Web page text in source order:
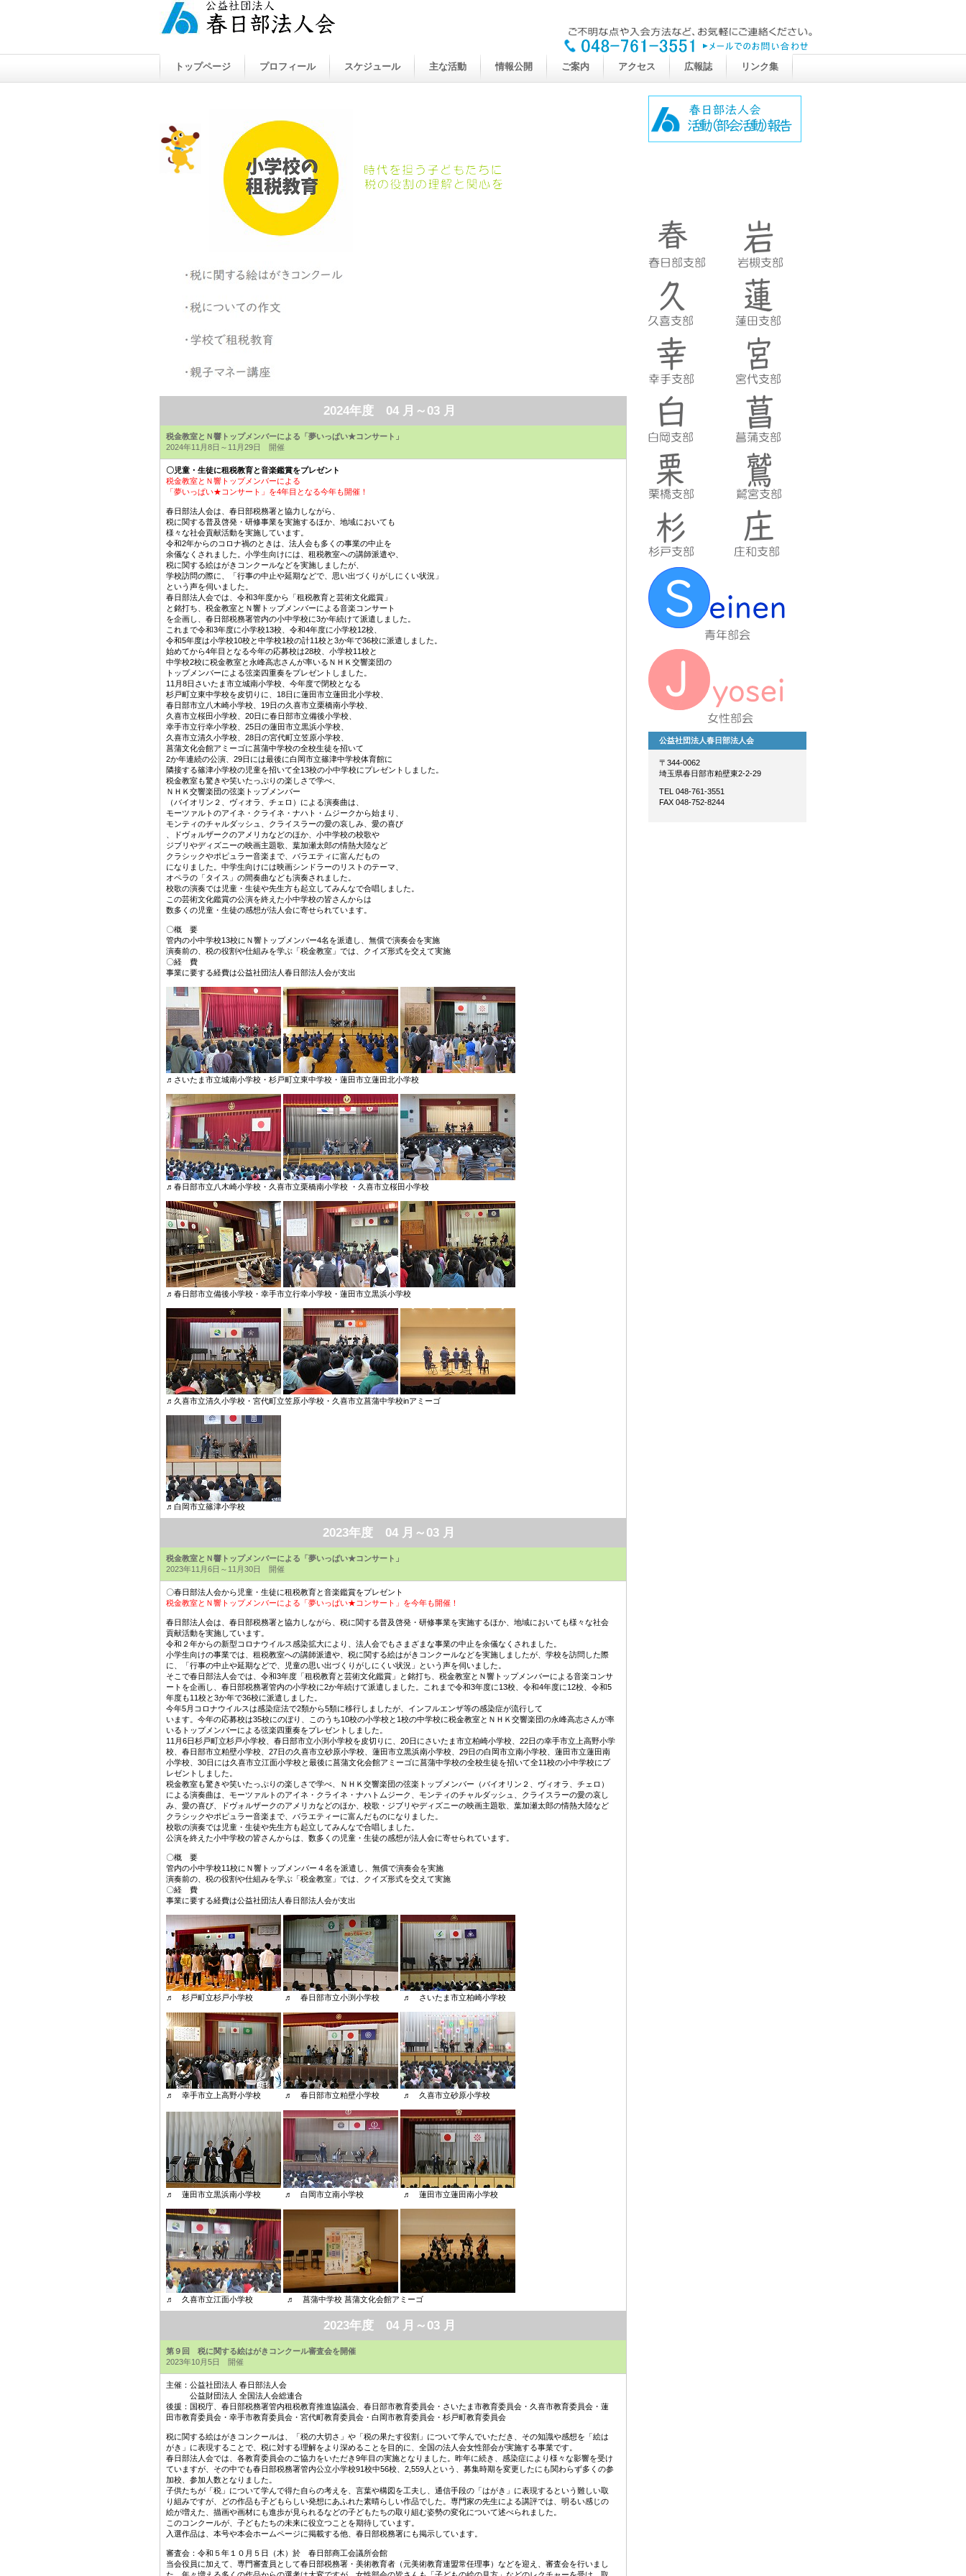
2024年度 04 月～03 月
税金教室とＮ響トップメンバーによる「夢いっぱい★コンサート」
2024年11月8日～11月29日 開催
〇児童・生徒に租税教育と音楽鑑賞をプレゼント
税金教室とＮ響トップメンバーによる
「夢いっぱい★コンサート」を4年目となる今年も開催！
春日部法人会は、春日部税務署と協力しながら、
税に関する普及啓発・研修事業を実施するほか、地域においても
様々な社会貢献活動を実施しています。
令和2年からのコロナ禍のときは、法人会も多くの事業の中止を
余儀なくされました。小学生向けには、租税教室への講師派遣や、
税に関する絵はがきコンクールなどを実施しましたが、
学校訪問の際に、「行事の中止や延期などで、思い出づくりがしにくい状況」
という声を伺いました。
春日部法人会では、令和3年度から「租税教育と芸術文化鑑賞」
と銘打ち、税金教室とＮ響トップメンバーによる音楽コンサート
を企画し、春日部税務署管内の小中学校に3か年続けて派遣しました。
これまで令和3年度に小学校13校、令和4年度に小学校12校、
令和5年度は小学校10校と中学校1校の計11校と3か年で36校に派遣しました。
始めてから4年目となる今年の応募校は28校、小学校11校と
中学校2校に税金教室と永峰高志さんが率いるＮＨＫ交響楽団の
トップメンバーによる弦楽四重奏をプレゼントしました。
11月8日さいたま市立城南小学校、今年度で閉校となる
杉戸町立東中学校を皮切りに、18日に蓮田市立蓮田北小学校、
春日部市立八木崎小学校、19日の久喜市立栗橋南小学校、
久喜市立桜田小学校、20日に春日部市立備後小学校、
幸手市立行幸小学校、25日の蓮田市立黒浜小学校、
久喜市立清久小学校、28日の宮代町立笠原小学校、
菖蒲文化会館アミーゴに菖蒲中学校の全校生徒を招いて
2か年連続の公演、29日には最後に白岡市立篠津中学校体育館に
隣接する篠津小学校の児童を招いて全13校の小中学校にプレゼントしました。
税金教室も驚きや笑いたっぷりの楽しさで学べ、
ＮＨＫ交響楽団の弦楽トップメンバー
（バイオリン２、ヴィオラ、チェロ）による演奏曲は、
モーツァルトのアイネ・クライネ・ナハト・ムジークから始まり、
モンティのチャルダッシュ、クライスラーの愛の哀しみ、愛の喜び
、ドヴォルザークのアメリカなどのほか、小中学校の校歌や
ジブリやディズニーの映画主題歌、葉加瀬太郎の情熱大陸など
クラシックやポピュラー音楽まで、バラエティに富んだもの
になりました。中学生向けには映画シンドラーのリストのテーマ、
オペラの「タイス」の間奏曲なども演奏されました。
校歌の演奏では児童・生徒や先生方も起立してみんなで合唱しました。
この芸術文化鑑賞の公演を終えた小中学校の皆さんからは
数多くの児童・生徒の感想が法人会に寄せられています。
〇概 要
管内の小中学校13校にＮ響トップメンバー4名を派遣し、無償で演奏会を実施
演奏前の、税の役割や仕組みを学ぶ「税金教室」では、クイズ形式を交えて実施
〇経 費
事業に要する経費は公益社団法人春日部法人会が支出
♬さいたま市立城南小学校・杉戸町立東中学校・蓮田市立蓮田北小学校
♬春日部市立八木崎小学校・久喜市立栗橋南小学校 ・久喜市立桜田小学校
♬春日部市立備後小学校・幸手市立行幸小学校・蓮田市立黒浜小学校
♬久喜市立清久小学校・宮代町立笠原小学校・久喜市立菖蒲中学校inアミーゴ
♬白岡市立篠津小学校
2023年度 04 月～03 月
税金教室とＮ響トップメンバーによる「夢いっぱい★コンサート」
2023年11月6日～11月30日 開催
〇春日部法人会から児童・生徒に租税教育と音楽鑑賞をプレゼント
税金教室とＮ響トップメンバーによる「夢いっぱい★コンサート」を今年も開催！
春日部法人会は、春日部税務署と協力しながら、税に関する普及啓発・研修事業を実施するほか、地域においても様々な社会
貢献活動を実施しています。
令和２年からの新型コロナウイルス感染拡大により、法人会でもさまざまな事業の中止を余儀なくされました。
小学生向けの事業では、租税教室への講師派遣や、税に関する絵はがきコンクールなどを実施しましたが、学校を訪問した際
に、「行事の中止や延期などで、児童の思い出づくりがしにくい状況」という声を伺いました。
そこで春日部法人会では、令和3年度「租税教育と芸術文化鑑賞」と銘打ち、税金教室とＮ響トップメンバーによる音楽コンサ
ートを企画し、春日部税務署管内の小学校に2か年続けて派遣しました。これまで令和3年度に13校、令和4年度に12校、令和5
年度も11校と3か年で36校に派遣しました。
今年5月コロナウイルスは感染症法で2類から5類に移行しましたが、インフルエンザ等の感染症が流行して
います。今年の応募校は35校にのぼり、このうち10校の小学校と1校の中学校に税金教室とＮＨＫ交響楽団の永峰高志さんが率
いるトップメンバーによる弦楽四重奏をプレゼントしました。
11月6日杉戸町立杉戸小学校、春日部市立小渕小学校を皮切りに、20日にさいたま市立柏崎小学校、22日の幸手市立上高野小学
校、春日部市立粕壁小学校、27日の久喜市立砂原小学校、蓮田市立黒浜南小学校、29日の白岡市立南小学校、蓮田市立蓮田南
小学校、30日には久喜市立江面小学校と最後に菖蒲文化会館アミーゴに菖蒲中学校の全校生徒を招いて全11校の小中学校にプ
レゼントしました。
税金教室も驚きや笑いたっぷりの楽しさで学べ、ＮＨＫ交響楽団の弦楽トップメンバー（バイオリン２、ヴィオラ、チェロ）
による演奏曲は、モーツァルトのアイネ・クライネ・ナハトムジーク、モンティのチャルダッシュ、クライスラーの愛の哀し
み、愛の喜び、ドヴォルザークのアメリカなどのほか、校歌・ジブリやディズニーの映画主題歌、葉加瀬太郎の情熱大陸など
クラシックやポピュラー音楽まで、バラエティーに富んだものになりました。
校歌の演奏では児童・生徒や先生方も起立してみんなで合唱しました。
公演を終えた小中学校の皆さんからは、数多くの児童・生徒の感想が法人会に寄せられています。
〇概 要
管内の小中学校11校にＮ響トップメンバー４名を派遣し、無償で演奏会を実施
演奏前の、税の役割や仕組みを学ぶ「税金教室」では、クイズ形式を交えて実施
〇経 費
事業に要する経費は公益社団法人春日部法人会が支出
♬ 杉戸町立杉戸小学校 ♬ 春日部市立小渕小学校 ♬ さいたま市立柏崎小学校
♬ 幸手市立上高野小学校 ♬ 春日部市立粕壁小学校 ♬ 久喜市立砂原小学校
♬ 蓮田市立黒浜南小学校 ♬ 白岡市立南小学校 ♬ 蓮田市立蓮田南小学校
♬ 久喜市立江面小学校 ♬ 菖蒲中学校 菖蒲文化会館アミーゴ
2023年度 04 月～03 月
第９回 税に関する絵はがきコンクール審査会を開催
2023年10月5日 開催
主催：公益社団法人 春日部法人会
公益財団法人 全国法人会総連合
後援：国税庁、春日部税務署管内租税教育推進協議会、春日部市教育委員会・さいたま市教育委員会・久喜市教育委員会・蓮
田市教育委員会・幸手市教育委員会・宮代町教育委員会・白岡市教育委員会・杉戸町教育委員会
税に関する絵はがきコンクールは、「税の大切さ」や「税の果たす役割」について学んでいただき、その知識や感想を「絵は
がき」に表現することで、税に対する理解をより深めることを目的に、全国の法人会女性部会が実施する事業です。
春日部法人会では、各教育委員会のご協力をいただき9年目の実施となりました。昨年に続き、感染症により様々な影響を受け
ていますが、その中でも春日部税務署管内公立小学校91校中56校、2,559人という、募集時期を変更したにも関わらず多くの参
加校、参加人数となりました。
子供たちが「税」について学んで得た自らの考えを、言葉や構図を工夫し、通信手段の「はがき」に表現するという難しい取
り組みですが、どの作品も子どもらしい発想にあふれた素晴らしい作品でした。専門家の先生による講評では、明るい感じの
絵が増えた、描画や画材にも進歩が見られるなどの子どもたちの取り組む姿勢の変化について述べられました。
このコンクールが、子どもたちの未来に役立つことを期待しています。
入選作品は、本号や本会ホームページに掲載する他、春日部税務署にも掲示しています。
審査会：令和５年１０月５日（木）於 春日部商工会議所会館
当会役員に加えて、専門審査員として春日部税務署・美術教育者（元美術教育連盟常任理事）などを迎え、審査会を行いまし
トップページ プロフィール スケジュール 主な活動 情報公開 ご案内 アクセス 広報誌 リンク集
公益社団法人春日部法人会
〒344-0062
埼玉県春日部市粕壁東2-2-29
TEL 048-761-3551
FAX 048-752-8244